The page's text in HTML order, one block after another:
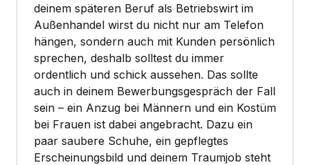
deinem späteren Beruf als Betriebswirt im
Außenhandel wirst du nicht nur am Telefon
hängen, sondern auch mit Kunden persönlich
sprechen, deshalb solltest du immer
ordentlich und schick aussehen. Das sollte
auch in deinem Bewerbungsgespräch der Fall
sein – ein Anzug bei Männern und ein Kostüm
bei Frauen ist dabei angebracht. Dazu ein
paar saubere Schuhe, ein gepflegtes
Erscheinungsbild und deinem Traumjob steht